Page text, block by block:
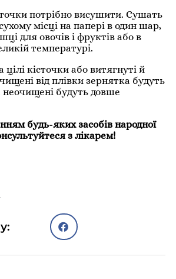
потрібно висушити. Сушать
місці на папері в один шар,
для овочів і фруктів або в
температурі.
кісточки або витягнуті й
від плівки зернятка будуть
будуть довше
будь-яких засобів народної
з лікарем!